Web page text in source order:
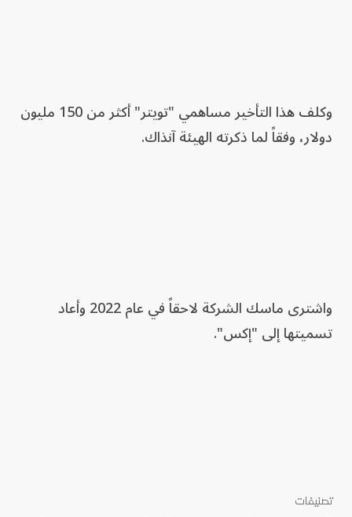
وكلف هذا التأخير مساهمي "تويتر" أكثر من 150 مليون
دولار، وفقاً لما ذكرته الهيئة آنذاك.
واشترى ماسك الشركة لاحقاً في عام 2022 وأعاد
تسميتها إلى "إكس".
تصنيفات